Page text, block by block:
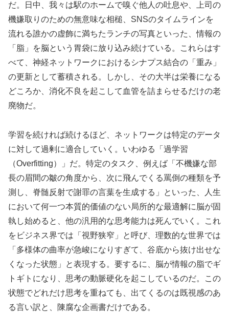
だ。日中、我々は駅のホームで嗅ぐ他人の吐息や、上司の
機嫌取りのための無意味な相槌、SNSのタイムラインを
流れる誰かの虚飾に満ちたランチの写真といった、情報の
「脂」を脳という胃袋に放り込み続けている。これらはす
べて、神経ネットワークにおけるシナプス結合の「重み」
の更新として蓄積される。しかし、その大半は栄養になる
どころか、消化不良を起こして血管を詰まらせるだけの老
廃物だ。
学習を続ければ続けるほど、ネットワークは特定のデータ
に対して過剰に適合していく。いわゆる「過学習
（Overfitting）」だ。特定のタスク、例えば「不機嫌な部
長の眉間の皺の角度から、次に飛んでくる罵倒の種類を予
測し、脊髄反射で謝罪の言葉を生成する」といった、人生
において何一つ本質的価値のない局所的な最適解に脳が固
執し始めると、他の汎用的な思考能力は死んでいく。これ
をビジネス界では「視野狭窄」と呼び、理数的な世界では
「多様体の曲率が急峻になりすぎて、谷底から抜け出せな
くなった状態」と表現する。要するに、脳が情報の脂でギ
トギトになり、思考の動脈硬化を起こしているのだ。この
状態でどれだけ思考を重ねても、出てくるのは既視感のあ
る言い訳と、陳腐な企画書だけである。